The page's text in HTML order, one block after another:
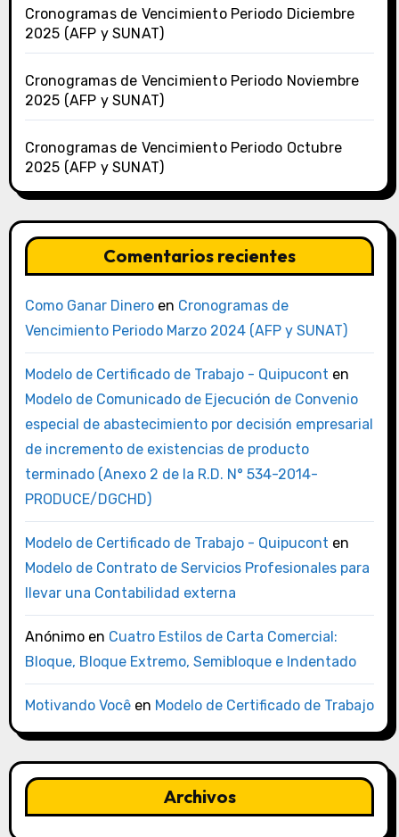
Cronogramas de Vencimiento Periodo Diciembre
2025 (AFP y SUNAT)
Cronogramas de Vencimiento Periodo Noviembre
2025 (AFP y SUNAT)
Cronogramas de Vencimiento Periodo Octubre
2025 (AFP y SUNAT)
Comentarios recientes
Como Ganar Dineroen Cronogramas de
Vencimiento Periodo Marzo 2024 (AFP y SUNAT)
Modelo de Certificado de Trabajo - Quipucont en
Modelo de Comunicado de Ejecución de Convenio
especial de abastecimiento por decisión empresarial
de incremento de existencias de producto
terminado (Anexo 2 de la R.D. N° 534-2014-
PRODUCE/DGCHD)
Modelo de Certificado de Trabajo - Quipucont en
Modelo de Contrato de Servicios Profesionales para
llevar una Contabilidad externa
Anónimoen Cuatro Estilos de Carta Comercial:
Bloque, Bloque Extremo, Semibloque e Indentado
Motivando Vocêen Modelo de Certificado de Trabajo
Archivos